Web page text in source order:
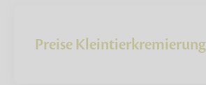
Preise Kleintierkremierung